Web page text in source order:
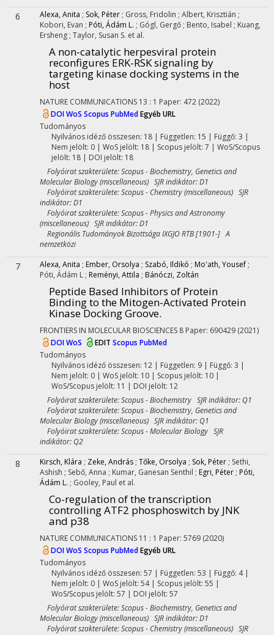
6 Alexa, Anita ; Sok, Péter ; Gross, Fridolin ; Albert, Krisztián ;
Kobori, Evan ; Póti, Ádám L. ; Gógl, Gergő ; Bento, Isabel ; Kuang,
Ersheng ; Taylor, Susan S. et al.
A non-catalytic herpesviral protein
reconfigures ERK-RSK signaling by
targeting kinase docking systems in the
host
NATURE COMMUNICATIONS 13 : 1 Paper: 472 (2022)
DOIWoS Scopus PubMedEgyéb URL
Tudományos
Nyilvános idéző összesen: 18| Független: 15 | Függő: 3 |
Nem jelölt: 0 | WoS jelölt: 18 | Scopus jelölt: 7 | WoS/Scopus
jelölt: 18 | DOI jelölt: 18
Folyóirat szakterülete: Scopus - Biochemistry, Genetics and
Molecular Biology (miscellaneous) SJR indikátor: D1
Folyóirat szakterülete: Scopus - Chemistry (miscellaneous) SJR
indikátor: D1
Folyóirat szakterülete: Scopus - Physics and Astronomy
(miscellaneous) SJR indikátor: D1
Regionális Tudományok Bizottsága IXGJO RTB [1901-] A
nemzetközi
7 Alexa, Anita ; Ember, Orsolya ; Szabó, Ildikó ; Mo'ath, Yousef ;
Póti, Ádám L ; Reményi, Attila ; Bánóczi, Zoltán
Peptide Based Inhibitors of Protein
Binding to the Mitogen-Activated Protein
Kinase Docking Groove.
FRONTIERS IN MOLECULAR BIOSCIENCES 8 Paper: 690429 (2021)
DOIWoS EDIT Scopus PubMed
Tudományos
Nyilvános idéző összesen: 12| Független: 9 | Függő: 3 |
Nem jelölt: 0 | WoS jelölt: 10 | Scopus jelölt: 10 |
WoS/Scopus jelölt: 11 | DOI jelölt: 12
Folyóirat szakterülete: Scopus - Biochemistry SJR indikátor: Q1
Folyóirat szakterülete: Scopus - Biochemistry, Genetics and
Molecular Biology (miscellaneous) SJR indikátor: Q1
Folyóirat szakterülete: Scopus - Molecular Biology SJR
indikátor: Q2
8 Kirsch, Klára ; Zeke, András ; Tőke, Orsolya ; Sok, Péter ; Sethi,
Ashish ; Sebő, Anna ; Kumar, Ganesan Senthil ; Egri, Péter ; Póti,
Ádám L. ; Gooley, Paul et al.
Co-regulation of the transcription
controlling ATF2 phosphoswitch by JNK
and p38
NATURE COMMUNICATIONS 11 : 1 Paper: 5769 (2020)
DOIWoS Scopus PubMedEgyéb URL
Tudományos
Nyilvános idéző összesen: 57 | Független: 53 | Függő: 4 |
Nem jelölt: 0 | WoS jelölt: 54 | Scopus jelölt: 55 |
WoS/Scopus jelölt: 57 | DOI jelölt: 57
Folyóirat szakterülete: Scopus - Biochemistry, Genetics and
Molecular Biology (miscellaneous) SJR indikátor: D1
Folyóirat szakterülete: Scopus - Chemistry (miscellaneous) SJR